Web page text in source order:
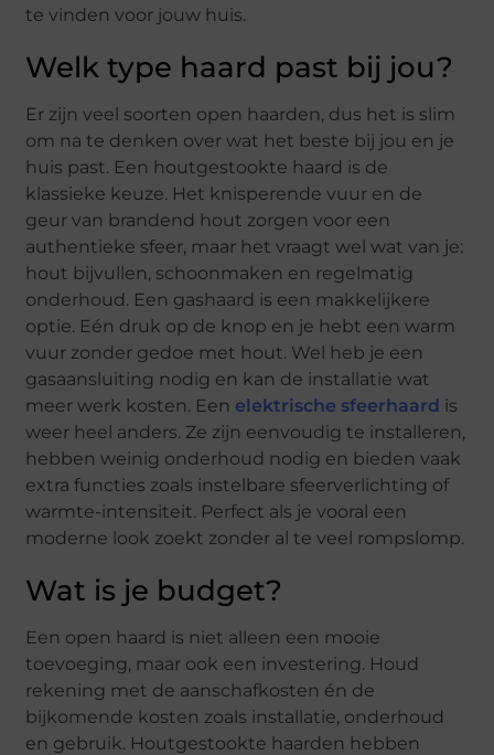
te vinden voor jouw huis.
Welk type haard past bij jou?
Er zijn veel soorten open haarden, dus het is slim
om na te denken over wat het beste bij jou en je
huis past. Een houtgestookte haard is de
klassieke keuze. Het knisperende vuur en de
geur van brandend hout zorgen voor een
authentieke sfeer, maar het vraagt wel wat van je:
hout bijvullen, schoonmaken en regelmatig
onderhoud. Een gashaard is een makkelijkere
optie. Eén druk op de knop en je hebt een warm
vuur zonder gedoe met hout. Wel heb je een
gasaansluiting nodig en kan de installatie wat
meer werk kosten. Een elektrische sfeerhaard is
weer heel anders. Ze zijn eenvoudig te installeren,
hebben weinig onderhoud nodig en bieden vaak
extra functies zoals instelbare sfeerverlichting of
warmte-intensiteit. Perfect als je vooral een
moderne look zoekt zonder al te veel rompslomp.
Wat is je budget?
Een open haard is niet alleen een mooie
toevoeging, maar ook een investering. Houd
rekening met de aanschafkosten én de
bijkomende kosten zoals installatie, onderhoud
en gebruik. Houtgestookte haarden hebben